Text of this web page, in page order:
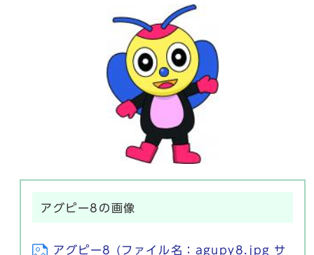
アグピー8の画像
アグピー8 (ファイル名：agupy8.jpg サ